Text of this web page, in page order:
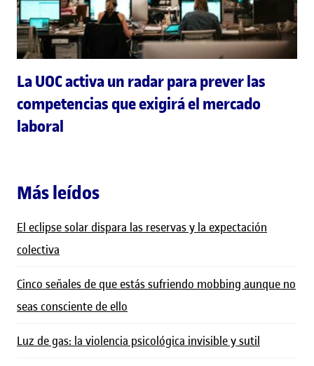
La UOC activa un radar para prever las
competencias que exigirá el mercado
laboral
Más leídos
El eclipse solar dispara las reservas y la expectación
colectiva
Cinco señales de que estás sufriendo mobbing aunque no
seas consciente de ello
Luz de gas: la violencia psicológica invisible y sutil